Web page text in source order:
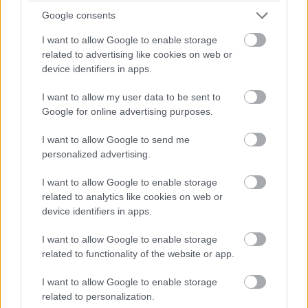
Google consents
I want to allow Google to enable storage
related to advertising like cookies on web or
device identifiers in apps.
I want to allow my user data to be sent to
Google for online advertising purposes.
I want to allow Google to send me
personalized advertising.
I want to allow Google to enable storage
related to analytics like cookies on web or
device identifiers in apps.
I want to allow Google to enable storage
related to functionality of the website or app.
I want to allow Google to enable storage
related to personalization.
A PC piac erős lesz az egész
évben
Kedvencekhez
Az első negyedévben a PC gyártók 44 millió gépet adnak
el, ami 13.3 százalékkal haladja meg 2003 első